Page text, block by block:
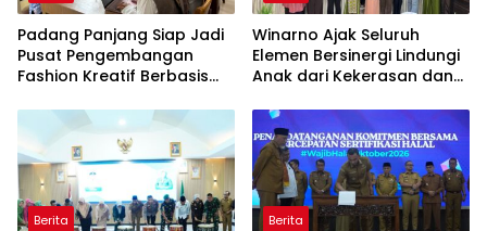
Padang Panjang Siap Jadi
Pusat Pengembangan
Fashion Kreatif Berbasis
Winarno Ajak Seluruh
Elemen Bersinergi Lindungi
Anak dari Kekerasan dan
Berita Berita